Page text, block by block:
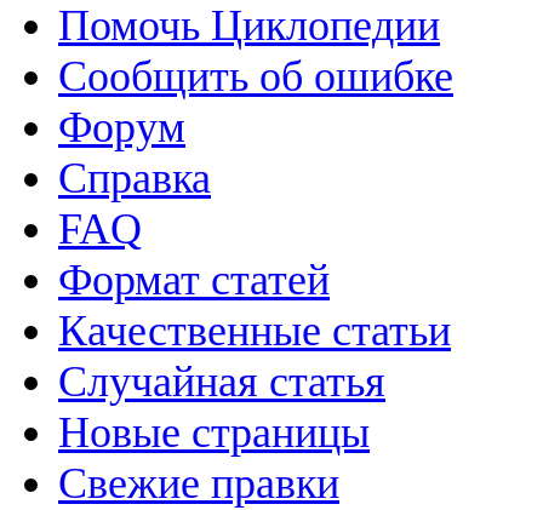
Помочь Циклопедии
Сообщить об ошибке
Форум
Справка
FAQ
Формат статей
Качественные статьи
Случайная статья
Новые страницы
Свежие правки